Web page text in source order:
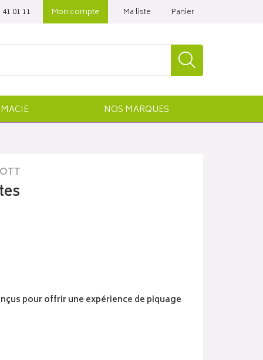
01 11‬ Mon compte Ma liste Panier
NOS MARQUES
pour offrir une expérience de piquage